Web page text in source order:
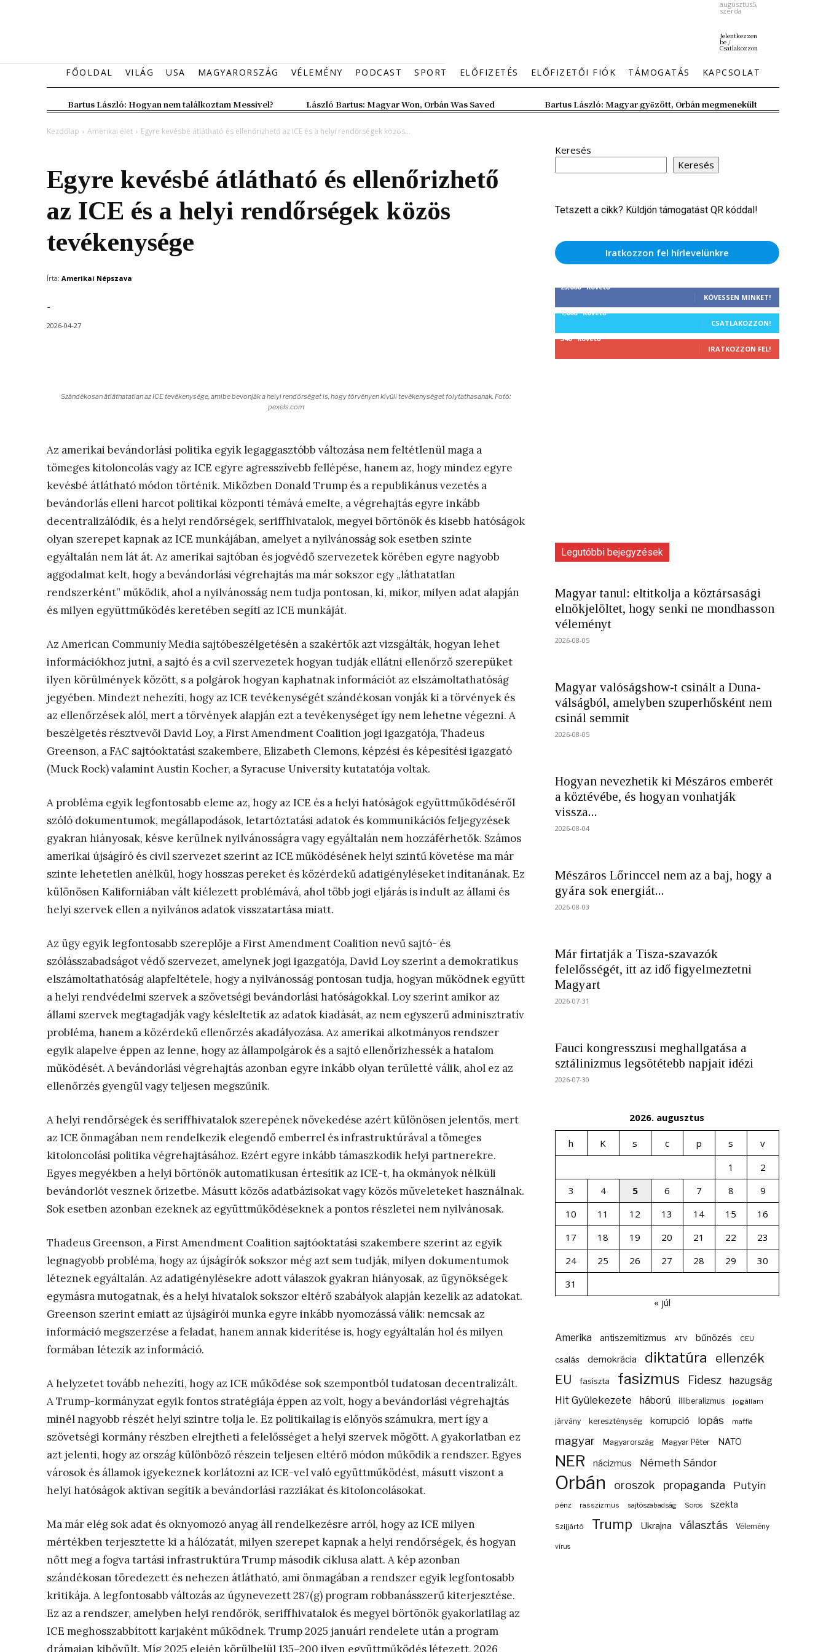
augusztus5,
szerda
Jelentkezzen
be /
Csatlakozzon
FŐOLDAL VILÁG USA MAGYARORSZÁG VÉLEMÉNY PODCAST SPORT ELŐFIZETÉS ELŐFIZETŐI FIÓK TÁMOGATÁS KAPCSOLAT
Bartus László: Hogyan nem találkoztam Messivel? László Bartus: Magyar Won, Orbán Was Saved Bartus László: Magyar győzött, Orbán megmenekült
Kezdőlap Amerikai élet Egyre kevésbé átlátható és ellenőrizhető az ICE és a helyi rendőrségek közös...
Egyre kevésbé átlátható és ellenőrizhető
az ICE és a helyi rendőrségek közös
tevékenysége
Írta: Amerikai Népszava
-
2026-04-27
Szándékosan átláthatatlan az ICE tevékenysége, amibe bevonják a helyi rendőrséget is, hogy törvényen kívüli tevékenységet folytathasanak. Fotó:
pexels.com
Az amerikai bevándorlási politika egyik legaggasztóbb változása nem feltétlenül maga a
tömeges kitoloncolás vagy az ICE egyre agresszívebb fellépése, hanem az, hogy mindez egyre
kevésbé átlátható módon történik. Miközben Donald Trump és a republikánus vezetés a
bevándorlás elleni harcot politikai központi témává emelte, a végrehajtás egyre inkább
decentralizálódik, és a helyi rendőrségek, seriffhivatalok, megyei börtönök és kisebb hatóságok
olyan szerepet kapnak az ICE munkájában, amelyet a nyilvánosság sok esetben szinte
egyáltalán nem lát át. Az amerikai sajtóban és jogvédő szervezetek körében egyre nagyobb
aggodalmat kelt, hogy a bevándorlási végrehajtás ma már sokszor egy „láthatatlan
rendszerként” működik, ahol a nyilvánosság nem tudja pontosan, ki, mikor, milyen adat alapján
és milyen együttműködés keretében segíti az ICE munkáját.
Az American Communiy Media sajtóbeszélgetésén a szakértők azt vizsgálták, hogyan lehet
információkhoz jutni, a sajtó és a cvil szervezetek hogyan tudják ellátni ellenőrző szerepüket
ilyen körülmények között, s a polgárok hogyan kaphatnak információt az elszámoltathatóság
jegyében. Mindezt nehezíti, hogy az ICE tevékenységét szándékosan vonják ki a törvények és
az ellenőrzések alól, mert a törvények alapján ezt a tevékenységet így nem lehetne végezni. A
beszélgetés résztvevői David Loy, a First Amendment Coalition jogi igazgatója, Thadeus
Greenson, a FAC sajtóoktatási szakembere, Elizabeth Clemons, képzési és képesítési igazgató
(Muck Rock) valamint Austin Kocher, a Syracuse University kutatatója voltak.
A probléma egyik legfontosabb eleme az, hogy az ICE és a helyi hatóságok együttműködéséről
szóló dokumentumok, megállapodások, letartóztatási adatok és kommunikációs feljegyzések
gyakran hiányosak, késve kerülnek nyilvánosságra vagy egyáltalán nem hozzáférhetők. Számos
amerikai újságíró és civil szervezet szerint az ICE működésének helyi szintű követése ma már
szinte lehetetlen anélkül, hogy hosszas pereket és közérdekű adatigényléseket indítanának. Ez
különösen Kaliforniában vált kiélezett problémává, ahol több jogi eljárás is indult az állami és
helyi szervek ellen a nyilvános adatok visszatartása miatt.
Az ügy egyik legfontosabb szereplője a First Amendment Coalition nevű sajtó- és
szólásszabadságot védő szervezet, amelynek jogi igazgatója, David Loy szerint a demokratikus
elszámoltathatóság alapfeltétele, hogy a nyilvánosság pontosan tudja, hogyan működnek együtt
a helyi rendvédelmi szervek a szövetségi bevándorlási hatóságokkal. Loy szerint amikor az
állami szervek megtagadják vagy késleltetik az adatok kiadását, az nem egyszerű adminisztratív
probléma, hanem a közérdekű ellenőrzés akadályozása. Az amerikai alkotmányos rendszer
egyik alapelve éppen az lenne, hogy az állampolgárok és a sajtó ellenőrizhessék a hatalom
működését. A bevándorlási végrehajtás azonban egyre inkább olyan területté válik, ahol ez az
ellenőrzés gyengül vagy teljesen megszűnik.
A helyi rendőrségek és seriffhivatalok szerepének növekedése azért különösen jelentős, mert
az ICE önmagában nem rendelkezik elegendő emberrel és infrastruktúrával a tömeges
kitoloncolási politika végrehajtásához. Ezért egyre inkább támaszkodik helyi partnerekre.
Egyes megyékben a helyi börtönök automatikusan értesítik az ICE-t, ha okmányok nélküli
bevándorlót vesznek őrizetbe. Másutt közös adatbázisokat vagy közös műveleteket használnak.
Sok esetben azonban ezeknek az együttműködéseknek a pontos részletei nem nyilvánosak.
Thadeus Greenson, a First Amendment Coalition sajtóoktatási szakembere szerint az egyik
legnagyobb probléma, hogy az újságírók sokszor még azt sem tudják, milyen dokumentumok
léteznek egyáltalán. Az adatigénylésekre adott válaszok gyakran hiányosak, az ügynökségek
egymásra mutogatnak, és a helyi hivatalok sokszor eltérő szabályok alapján kezelik az adatokat.
Greenson szerint emiatt az újságírói munka egyre inkább nyomozássá válik: nemcsak az
információ megszerzése a feladat, hanem annak kiderítése is, hogy egyáltalán hol és milyen
formában létezik az információ.
A helyzetet tovább nehezíti, hogy az ICE működése sok szempontból tudatosan decentralizált.
A Trump-kormányzat egyik fontos stratégiája éppen az volt, hogy a bevándorlási végrehajtás
minél nagyobb részét helyi szintre tolja le. Ez politikailag is előnyös számukra, mert így a
szövetségi kormány részben elrejtheti a felelősséget a helyi szervek mögött. A gyakorlatban ez
azt jelenti, hogy az ország különböző részein teljesen eltérő módon működik a rendszer. Egyes
városok és államok igyekeznek korlátozni az ICE-vel való együttműködést, másutt viszont a
helyi hatóságok aktívan segítik a bevándorlási razziákat és kitoloncolásokat.
Ma már elég sok adat és oknyomozó anyag áll rendelkezésre arról, hogy az ICE milyen
mértékben terjesztette ki a hálózatát, milyen szerepet kapnak a helyi rendőrségek, és hogyan
nőtt meg a fogva tartási infrastruktúra Trump második ciklusa alatt. A kép azonban
szándékosan töredezett és nehezen átlátható, ami önmagában a rendszer egyik legfontosabb
kritikája. A legfontosabb változás az úgynevezett 287(g) program robbanásszerű kiterjesztése.
Ez az a rendszer, amelyben helyi rendőrök, seriffhivatalok és megyei börtönök gyakorlatilag az
ICE meghosszabbított karjaként működnek. Trump 2025 januári rendelete után a program
drámaian kibővült. Míg 2025 elején körülbelül 135–200 ilyen együttműködés létezett, 2026
Keresés
Keresés
Tetszett a cikk? Küldjön támogatást QR kóddal!
Iratkozzon fel hírlevelünkre
25,000 Követő
KÖVESSEN MINKET!
1,000 Követő
CSATLAKOZZON!
340 Követő
IRATKOZZON FEL!
Legutóbbi bejegyzések
Magyar tanul: eltitkolja a köztársasági
elnökjelöltet, hogy senki ne mondhasson
véleményt
2026-08-05
Magyar valóságshow-t csinált a Duna-
válságból, amelyben szuperhősként nem
csinál semmit
2026-08-05
Hogyan nevezhetik ki Mészáros emberét
a köztévébe, és hogyan vonhatják
vissza...
2026-08-04
Mészáros Lőrinccel nem az a baj, hogy a
gyára sok energiát...
2026-08-03
Már firtatják a Tisza-szavazók
felelősségét, itt az idő figyelmeztetni
Magyart
2026-07-31
Fauci kongresszusi meghallgatása a
sztálinizmus legsötétebb napjait idézi
2026-07-30
2026. augusztus
h K s c p s
v
1
2
3
4 5 6 7 8
9
10
11 12 13 14 15
16
17
18 19 20 21 22
23
24
25 26 27 28 29
30
31
« júl
Amerika antiszemitizmus ATV bűnözés CEU
csalás demokrácia diktatúra ellenzék
EU fasiszta fasizmus Fidesz hazugság
Hit Gyülekezete háború illiberalizmus jogállam
járvány kereszténység korrupció lopás maffia
magyar Magyarország Magyar Péter NATO
NER nácizmus Németh Sándor
Orbán oroszok propaganda Putyin
pénz rasszizmus sajtószabadság Soros szekta
Szijjártó Trump Ukrajna választás Vélemény
vírus